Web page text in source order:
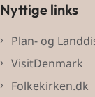
Nyttige links
Plan- og
VisitDenmark
Folkekirken.dk